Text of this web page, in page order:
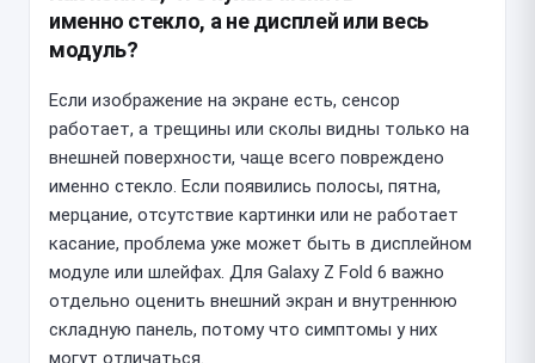
именно стекло, а не дисплей или весь
модуль?
Если изображение на экране есть, сенсор
работает, а трещины или сколы видны только на
внешней поверхности, чаще всего повреждено
именно стекло. Если появились полосы, пятна,
мерцание, отсутствие картинки или не работает
касание, проблема уже может быть в дисплейном
модуле или шлейфах. Для Galaxy Z Fold 6 важно
отдельно оценить внешний экран и внутреннюю
складную панель, потому что симптомы у них
могут отличаться.